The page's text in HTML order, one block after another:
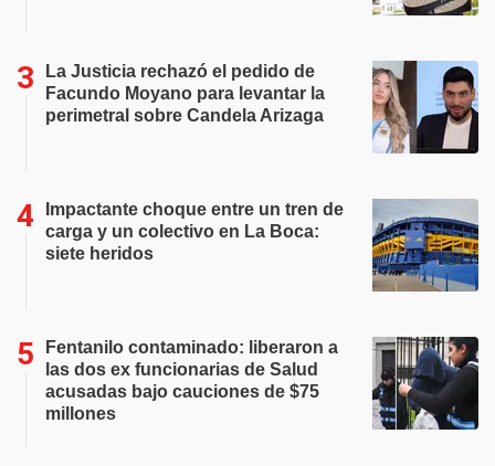
La Justicia rechazó el pedido de
Facundo Moyano para levantar la
perimetral sobre Candela Arizaga
Impactante choque entre un tren de
carga y un colectivo en La Boca:
siete heridos
Fentanilo contaminado: liberaron a
las dos ex funcionarias de Salud
acusadas bajo cauciones de $75
millones